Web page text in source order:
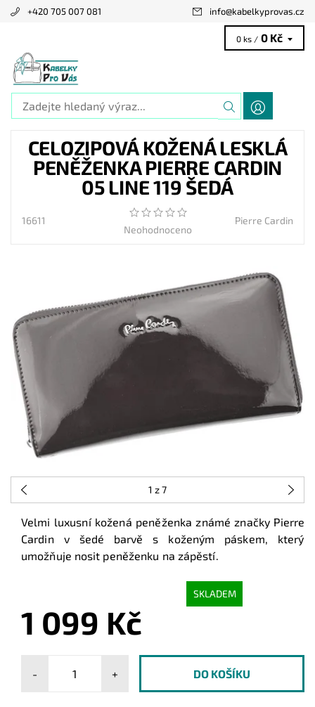
+420 705 007 081 info@kabelkyprovas.cz
0 ks / 0 Kč
CELOZIPOVÁ KOŽENÁ LESKLÁ
PENĚŽENKA PIERRE CARDIN
05 LINE 119 ŠEDÁ
16611
Neohodnoceno
Pierre Cardin
1 z 7
Velmi luxusní kožená peněženka známé značky Pierre
Cardin v šedé barvě s koženým páskem, který
umožňuje nosit peněženku na zápěstí.
SKLADEM
1 099 Kč
- +